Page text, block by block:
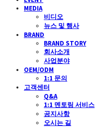
MEDIA
비디오
뉴스 및 행사
BRAND
BRAND STORY
회사소개
사업분야
OEM/ODM
1:1 문의
고객센터
Q&A
1:1 멘토링 서비스
공지사항
오시는 길